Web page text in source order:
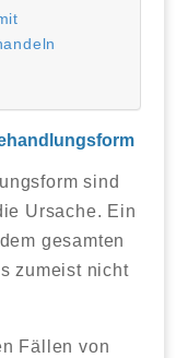
sind
Ursache. Ein
gesamten
zumeist nicht
Fällen von